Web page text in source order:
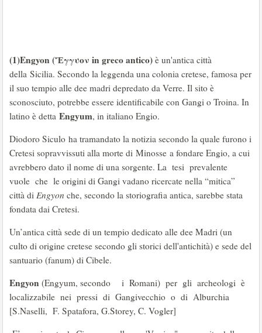
(1)Engyon (Ἔγγυον in greco antico) è un'antica città
della Sicilia. Secondo la leggenda una colonia cretese, famosa per
il suo tempio alle dee madri depredato da Verre. Il sito è
sconosciuto, potrebbe essere identificabile con Gangi o Troina. In
latino è detta Engyum, in italiano Engio.
Diodoro Siculo ha tramandato la notizia secondo la quale furono i
Cretesi sopravvissuti alla morte di Minosse a fondare Engio, a cui
avrebbero dato il nome di una sorgente. La tesi prevalente
vuole che le origini di Gangi vadano ricercate nella “mitica”
città di Engyon che, secondo la storiografia antica, sarebbe stata
fondata dai Cretesi.
Un’antica città sede di un tempio dedicato alle dee Madri (un
culto di origine cretese secondo gli storici dell'antichità) e sede del
santuario (fanum) di Cibele.
Engyon (Engyum, secondo i Romani) per gli archeologi è
localizzabile nei pressi di Gangivecchio o di Alburchia
[S.Naselli, F. Spatafora, G.Storey, C. Vogler]